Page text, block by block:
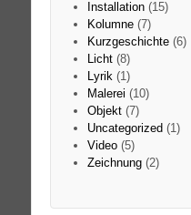
Installation(15)
Kolumne(7)
Kurzgeschichte(6)
Licht(8)
Lyrik(1)
Malerei (10)
Objekt(7)
Uncategorized (1)
Video(5)
Zeichnung(2)